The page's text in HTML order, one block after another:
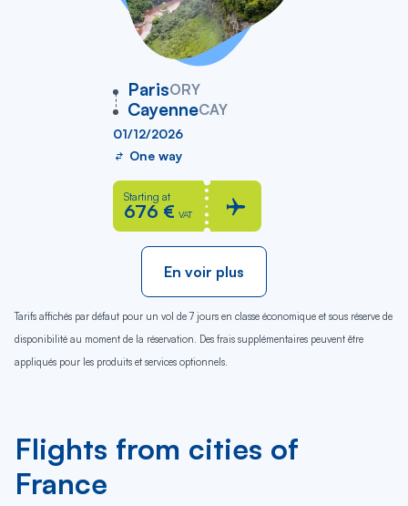
ParisORY
vers
CayenneCAY
01/12/2026
One way
Starting at
676 € VAT
En voir plus
Tarifs affichés par défaut pour un vol de 7 jours en classe économique et sous réserve de
disponibilité au moment de la réservation. Des frais supplémentaires peuvent être
appliqués pour les produits et services optionnels.
Flights from cities of
France